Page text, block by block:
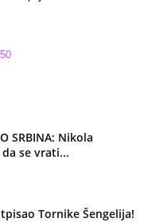
SRBINA: Nikola
se vrati...
Tornike Šengelija!